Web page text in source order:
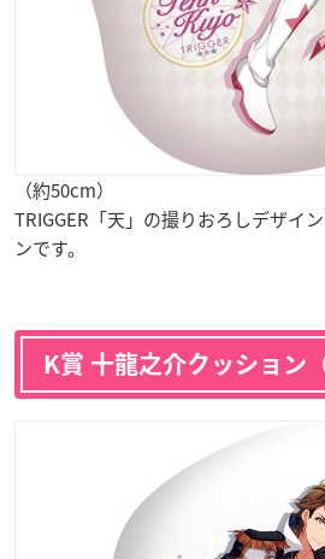
（約50cm）
TRIGGER「天」の撮りおろしデザイ
ンです。
K賞 十龍之介クッション